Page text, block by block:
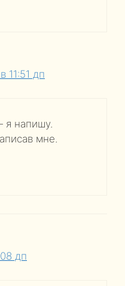
11:51 дп
я напишу.
мне.
дп